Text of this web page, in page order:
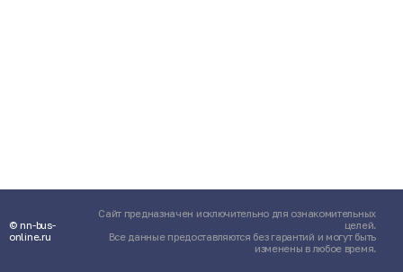
© nn-bus-
online.ru
Сайт предназначен исключительно для ознакомительных
целей.
Все данные предоставляются без гарантий и могут быть
изменены в любое время.